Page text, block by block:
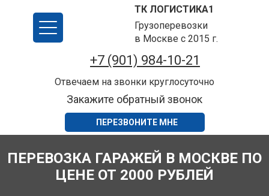
ТК ЛОГИСТИКА1
Грузоперевозки
в Москве с 2015 г.
+7 (901) 984-10-21
Отвечаем на звонки круглосуточно
Закажите обратный звонок
ПЕРЕЗВОНИТЕ МНЕ
ПЕРЕВОЗКА ГАРАЖЕЙ В МОСКВЕ ПО
ЦЕНЕ ОТ 2000 РУБЛЕЙ